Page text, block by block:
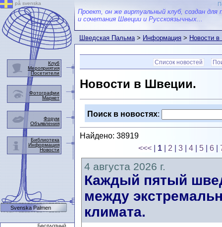
Проект, он же виртуальный клуб, создан для
и сочетания Швеции и Русскоязычных...
Шведская Пальма>Информация>Новости
Список новостей
Новости в Швеции.
Поиск в новостях:
Найдено: 38919
<<<
1 2 3 4 5 6
4 августа 2026 г.
Каждый пятый
между
климата.
på svenska
Клуб
Мероприятия
Посетители
Фотографии
Маркет
Форум
Объявления
Библиотека
Информация
Новости
Svenska Palmen